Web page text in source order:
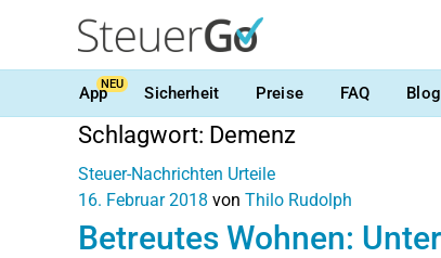
AppNEU Sicherheit Preise FAQ Blog
Schlagwort: Demenz
Steuer-Nachrichten Urteile
16. Februar 2018 von Thilo Rudolph
Betreutes Wohnen: